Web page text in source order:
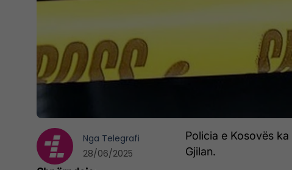
Policia e Kosovës
Gjilan.
Nga Telegrafi
28/06/2025